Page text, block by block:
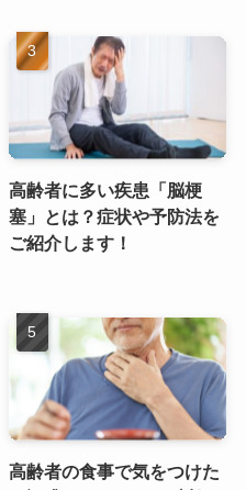
高齢者に多い疾患「脳梗
塞」とは？症状や予防法を
ご紹介します！
高齢者の食事で気をつけた